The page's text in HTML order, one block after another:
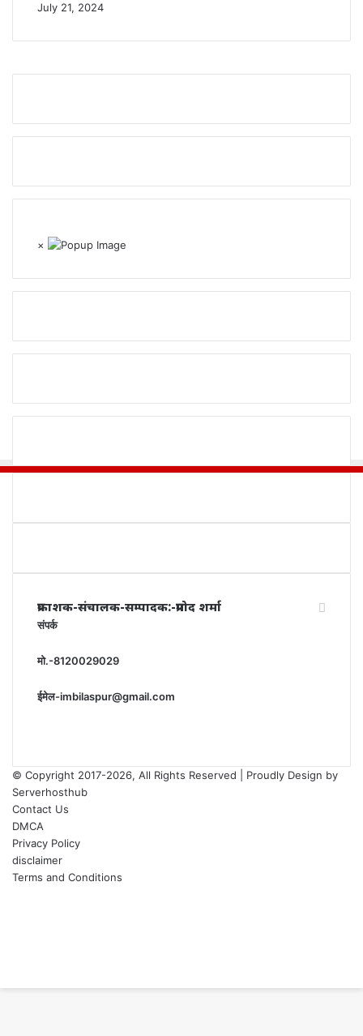
July 21, 2024
×
प्रकाशक-संचालक-सम्पादक:-प्रमोद शर्मा
संपर्क
मो.-8120029029
ईमेल-imbilaspur@gmail.com
© Copyright 2017-2026, All Rights Reserved | Proudly Design by
Serverhosthub
Contact Us
DMCA
Privacy Policy
disclaimer
Terms and Conditions